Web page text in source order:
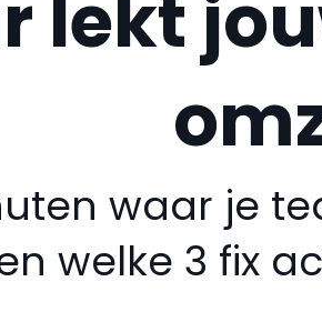
lekt
waar je
welke 3 fix